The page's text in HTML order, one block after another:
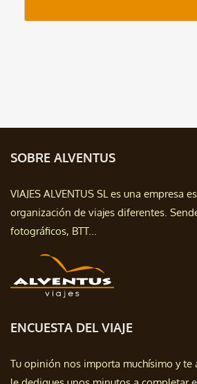
SOBRE ALVENTUS
VIAJES ALVENTUS SL es una empresa
organización de viajes diferentes.
fotográficos, BTT...
ENCUESTA DEL VIAJE
Tu opinión nos importa muchísimo y te